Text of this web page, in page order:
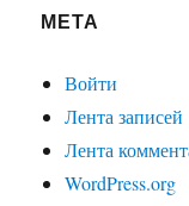
МЕТА
Войти
Лента записей
Лента
WordPress.org